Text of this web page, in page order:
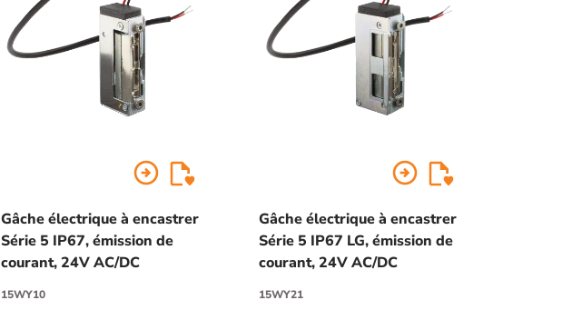
arrow_circle_right
Gâche électrique à encastrer
Série 5 IP67, émission de
courant, 24V AC/DC
15WY10
arrow_circle_right
Gâche électrique à encastrer
Série 5 IP67 LG, émission de
courant, 24V AC/DC
15WY21